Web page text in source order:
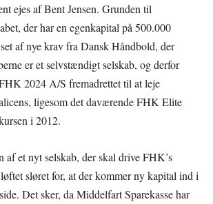
ejes af Bent Jensen. Grunden til
der har en egenkapital på 500.000
af nye krav fra Dansk Håndbold, der
er et selvstændigt selskab, og derfor
2024 A/S fremadrettet til at leje
ligesom det daværende FHK Elite
i 2012.
af et nyt selskab, der skal drive FHK’s
sløret for, at der kommer ny kapital ind i
Det sker, da Middelfart Sparekasse har